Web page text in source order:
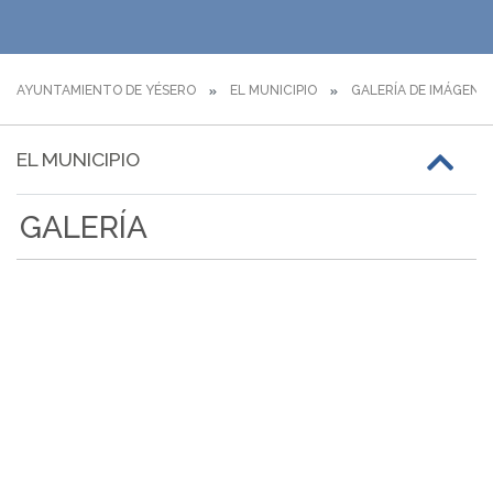
AYUNTAMIENTO DE YÉSERO EL MUNICIPIO GALERÍA DE
EL MUNICIPIO
GALERÍA